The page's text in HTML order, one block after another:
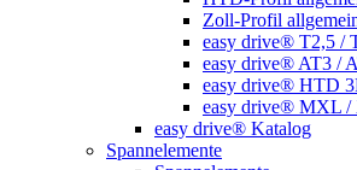
Zoll-Profil
easy drive® T2,5 /
easy drive® AT3 /
easy drive® HTD
easy drive® MXL
easy drive® Katalog
Spannelemente